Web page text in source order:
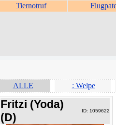
Tiernotruf
ALLE
: Welpe
Fritzi (Yoda)
(D)
ID: 1059622